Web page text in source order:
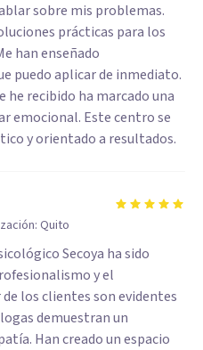
sobre mis problemas.
prácticas para los
han enseñado
puedo aplicar de inmediato.
he recibido ha marcado una
emocional. Este centro se
y orientado a resultados.
Quito
Secoya ha sido
y el
los clientes son evidentes
demuestran un
Han creado un espacio